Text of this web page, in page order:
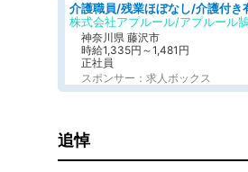
株式会社アプルール/アプルール
神奈川県 藤沢市
時給1,335円～1,481円
正社員
スポンサー：求人ボックス
追悼